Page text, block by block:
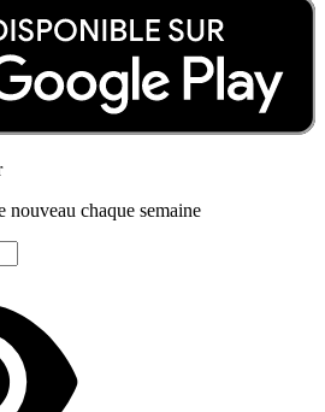
nouveau chaque semaine